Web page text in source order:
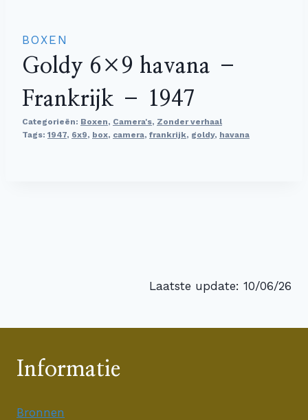
BOXEN
Goldy 6×9 havana –
Frankrijk – 1947
Categorieën: Boxen, Camera's, Zonder verhaal
Tags: 1947, 6x9, box, camera, frankrijk, goldy, havana
Laatste update: 10/06/26
Informatie
Bronnen